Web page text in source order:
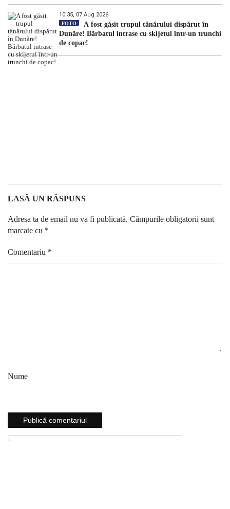
10:35, 07 Aug 2026
FOTO
A fost găsit trupul tânărului dispărut în
Dunăre! Bărbatul intrase cu skijetul într-un trunchi
de copac!
LASĂ UN RĂSPUNS
Adresa ta de email nu va fi publicată. Câmpurile obligatorii sunt
marcate cu *
Comentariu *
Nume
`